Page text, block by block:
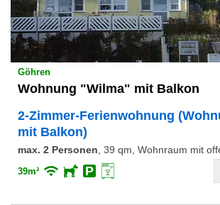
Göhren
Wohnung "Wilma" mit Balkon
2-Zimmer-Ferienwohnung
mit Balkon)
max. 2 Personen, 39 qm, Wohnraum mit
39m²